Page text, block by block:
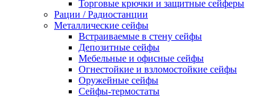
Торговые крючки и защитные сейферы
Рации / Радиостанции
Металлические сейфы
Встраиваемые в стену сейфы
Депозитные сейфы
Мебельные и офисные сейфы
Огнестойкие и взломостойкие сейфы
Оружейные сейфы
Сейфы-термостаты